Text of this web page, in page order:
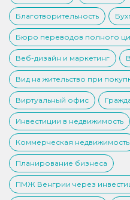
Благотворительность
Бюро переводов полного
Веб-дизайн и маркетинг
Вид на жительство при
Виртуальный офис
Инвестиции в недвижимость
Коммерческая недвижимость
Планирование бизнеса
ПМЖ Венгрии через